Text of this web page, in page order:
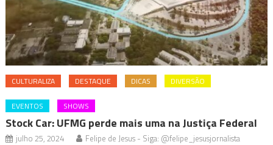
CULTURALIZA DESTAQUE DICAS DIVERSÃO
EVENTOS SHOWS
Stock Car: UFMG perde mais uma na Justiça Federal
julho 25, 2024 Felipe de Jesus - Siga: @felipe_jesusjornalista